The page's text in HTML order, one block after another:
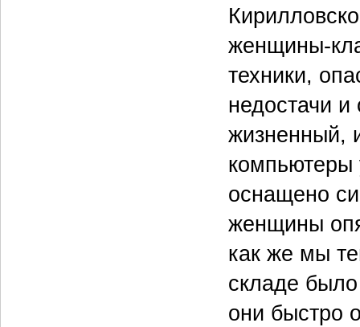
женщины-
техники,
недостачи
жизненный,
оснащено
женщины
как же мы
складе
они быстро